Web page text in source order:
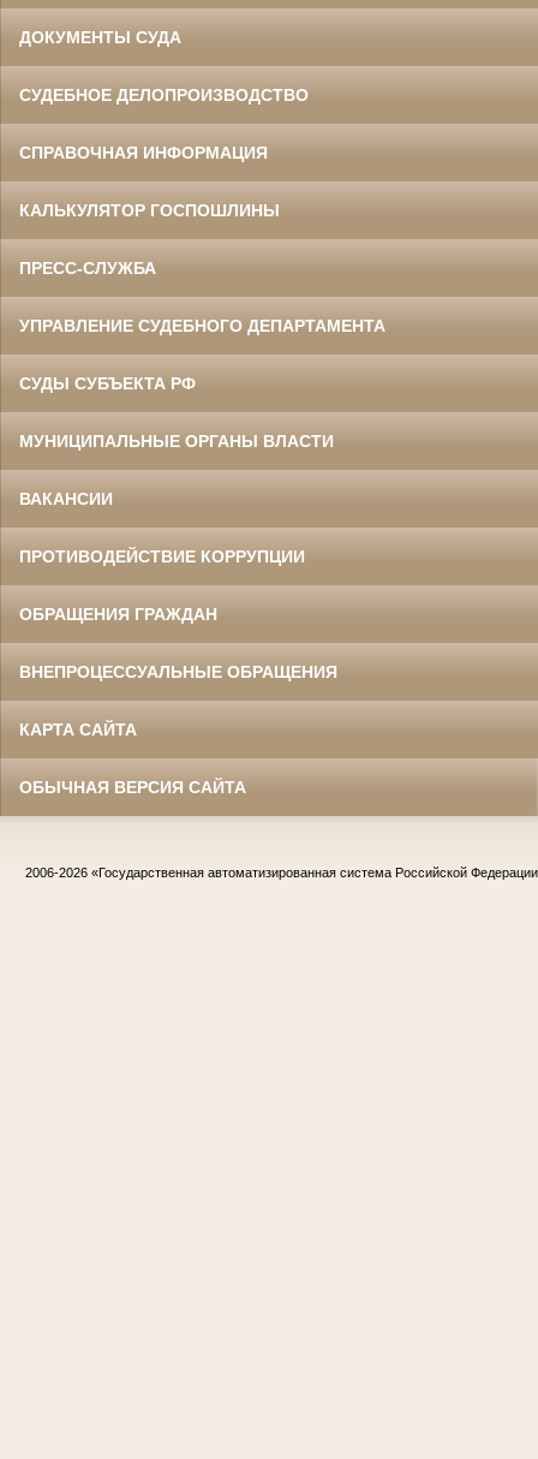
ДОКУМЕНТЫ СУДА
СУДЕБНОЕ ДЕЛОПРОИЗВОДСТВО
СПРАВОЧНАЯ ИНФОРМАЦИЯ
КАЛЬКУЛЯТОР ГОСПОШЛИНЫ
ПРЕСС-СЛУЖБА
УПРАВЛЕНИЕ СУДЕБНОГО ДЕПАРТАМЕНТА
СУДЫ СУБЪЕКТА РФ
МУНИЦИПАЛЬНЫЕ ОРГАНЫ ВЛАСТИ
ВАКАНСИИ
ПРОТИВОДЕЙСТВИЕ КОРРУПЦИИ
ОБРАЩЕНИЯ ГРАЖДАН
ВНЕПРОЦЕССУАЛЬНЫЕ ОБРАЩЕНИЯ
КАРТА САЙТА
ОБЫЧНАЯ ВЕРСИЯ САЙТА
2006-2026 «Государственная автоматизированная система Российской